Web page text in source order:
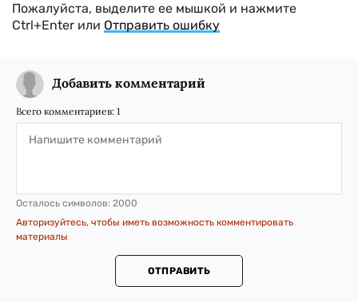
Пожалуйста, выделите ее мышкой и нажмите
Ctrl+Enter или Отправить ошибку
Добавить комментарий
Всего комментариев: 1
Осталось символов: 2000
Авторизуйтесь, чтобы иметь возможность комментировать
материалы
ОТПРАВИТЬ